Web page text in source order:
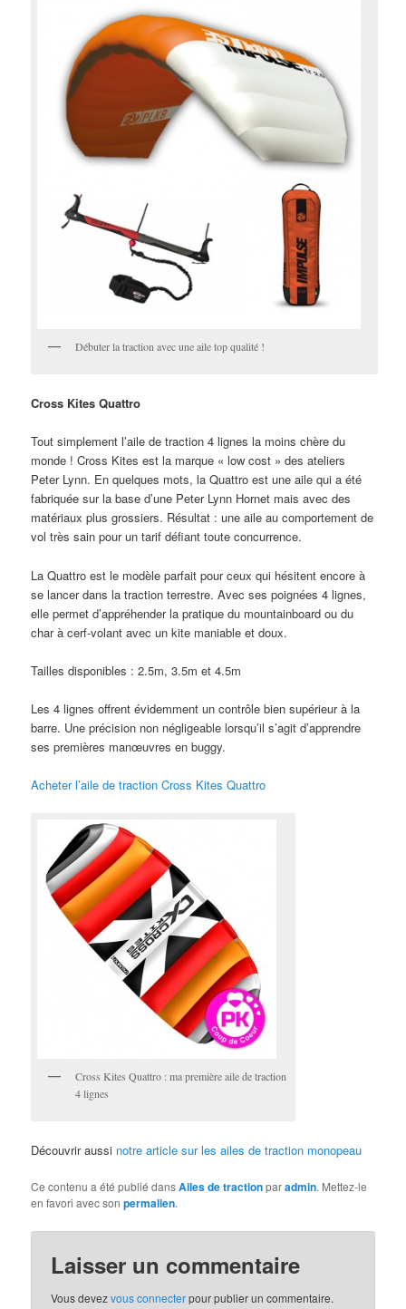
Débuter la traction avec une aile top qualité !
Cross Kites Quattro
Tout simplement l’aile de traction 4 lignes la moins chère du
monde ! Cross Kites est la marque « low cost » des ateliers
Peter Lynn. En quelques mots, la Quattro est une aile qui a été
fabriquée sur la base d’une Peter Lynn Hornet mais avec des
matériaux plus grossiers. Résultat : une aile au comportement de
vol très sain pour un tarif défiant toute concurrence.
La Quattro est le modèle parfait pour ceux qui hésitent encore à
se lancer dans la traction terrestre. Avec ses poignées 4 lignes,
elle permet d’appréhender la pratique du mountainboard ou du
char à cerf-volant avec un kite maniable et doux.
Tailles disponibles : 2.5m, 3.5m et 4.5m
Les 4 lignes offrent évidemment un contrôle bien supérieur à la
barre. Une précision non négligeable lorsqu’il s’agit d’apprendre
ses premières manœuvres en buggy.
Acheter l’aile de traction Cross Kites Quattro
Cross Kites Quattro : ma première aile de traction
4 lignes
Découvrir aussi notre article sur les ailes de traction monopeau
Ce contenu a été publié dansAiles de tractionparadmin. Mettez-le
en favori avec sonpermalien.
Laisser un commentaire
Vous devezvous connecterpour publier un commentaire.